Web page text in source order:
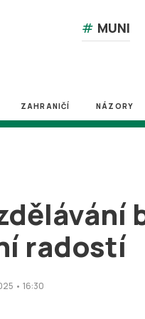
# MUNI
ZAHRANIČÍ NÁZORY
radostí
• 16:30